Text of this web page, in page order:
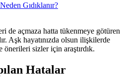
Gıdıklanır?
de açmaza hatta tükenmeye götüren
Aşk hayatınızda olsun ilişkilerde
önerileri sizler için araştırdık.
Hatalar